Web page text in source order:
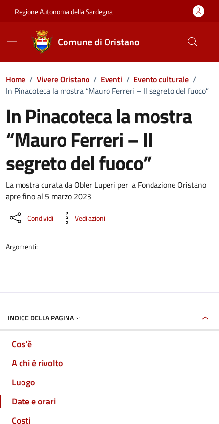
Regione Autonoma della Sardegna
Comune di Oristano
Home / Vivere Oristano / Eventi / Evento culturale /
In Pinacoteca la mostra “Mauro Ferreri – Il segreto del fuoco”
In Pinacoteca la mostra
“Mauro Ferreri – Il
segreto del fuoco”
Dettaglio dell'evento
La mostra curata da Obler Luperi per la Fondazione Oristano
apre fino al 5 marzo 2023
Condividi Vedi azioni
Argomenti:
INDICE DELLA PAGINA
Cos'è
A chi è rivolto
Luogo
Date e orari
Costi